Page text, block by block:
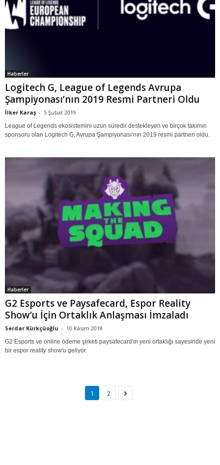
Haberler
Logitech G, League of Legends Avrupa
Şampiyonası’nın 2019 Resmi Partneri Oldu
İlker Karaş - 5 Şubat 2019
League of Legends ekosistemini uzun süredir destekleyen ve birçok takımın
sponsoru olan Logitech G, Avrupa Şampiyonası’nın 2019 resmi partneri oldu.
Haberler
G2 Esports ve Paysafecard, Espor Reality
Show’u İçin Ortaklık Anlaşması İmzaladı
Serdar Kürkçüoğlu - 10 Kasım 2018
G2 Esports ve online ödeme şirketi paysafecard'ın yeni ortaklığı sayesinde yeni
bir espor reality show'u geliyor.
1 2